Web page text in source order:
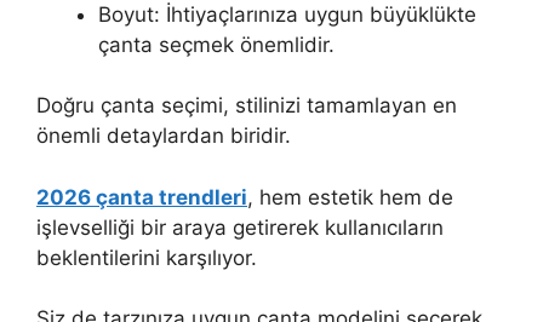
Boyut: İhtiyaçlarınıza uygun büyüklükte
çanta seçmek önemlidir.
Doğru çanta seçimi, stilinizi tamamlayan en
önemli detaylardan biridir.
2026 çanta trendleri, hem estetik hem de
işlevselliği bir araya getirerek kullanıcıların
beklentilerini karşılıyor.